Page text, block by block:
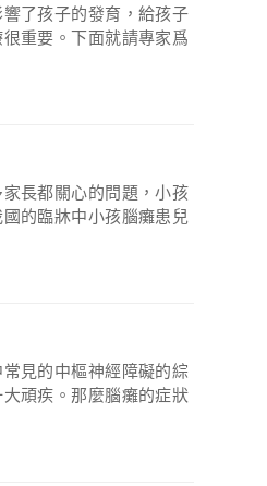
了孩子的發育，給孩子
重要。下面就請專家爲
長都關心的問題，小孩
的臨牀中小孩腦癱患兒
見的中樞神經障礙的綜
頑疾。那麼腦癱的症狀